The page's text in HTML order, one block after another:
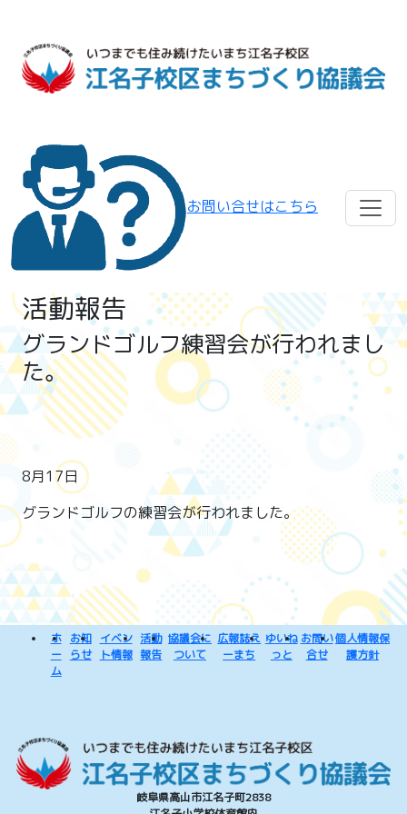
お問い合せはこちら
活動報告
グランドゴルフ練習会が行われまし
た。
8月17日
グランドゴルフの練習会が行われました。
ホ
ー
ム
お知
らせ
イベン
ト情報
活動
報告
協議会に
ついて
広報誌え
ーまち
ゆいね
っと
お問い
合せ
個人情報保
護方針
岐阜県高山市江名子町2838